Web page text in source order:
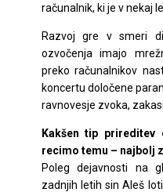
računalnik, ki je v nekaj
Razvoj gre v smeri
ozvočenja imajo
preko računalnikov
koncertu določene
ravnovesje zvoka,
Kakšen tip
recimo temu – najbolj
Poleg dejavnosti na
zadnjih letih sin Aleš